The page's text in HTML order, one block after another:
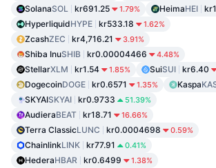
SolanaSOL kr691.25 1.79% HeimaHEI
HyperliquidHYPE kr533.18 1.62%
ZcashZEC kr4,716.21 3.91%
Shiba InuSHIB kr0.00004466 4.48%
StellarXLM kr1.54 1.85% SuiSUI kr6.40
DogecoinDOGE kr0.6571 1.35% Kaspa
SKYAISKYAI kr0.9733 51.39%
AudieraBEAT kr18.71 16.66%
Terra ClassicLUNC kr0.0004698 0.59%
ChainlinkLINK kr77.91 0.41%
HederaHBAR kr0.6499 1.38%